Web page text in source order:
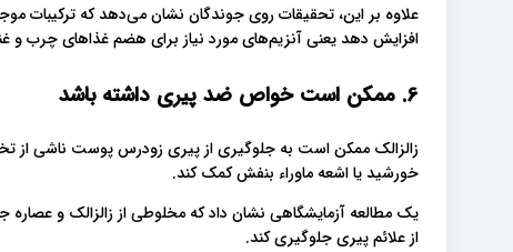
علاوه بر این، تحقیقات روی جوندگان نشان می‌دهد که ترکیبات
افزایش دهد یعنی آنزیم‌های مورد نیاز برای هضم غذاهای چرب و
6. ممکن است خواص ضد پیری داشته باشد
زالزالک ممکن است به جلوگیری از پیری زودرس پوست ناشی از
خورشید یا اشعه ماوراء بنفش کمک کند.
یک مطالعه آزمایشگاهی نشان داد که مخلوطی از زالزالک و
از علائم پیری جلوگیری کند.